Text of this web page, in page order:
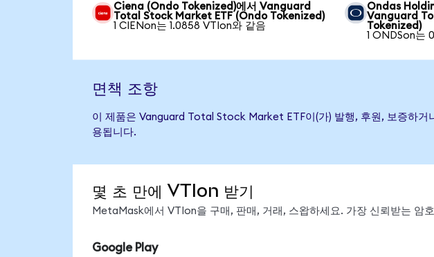
Ciena (Ondo Tokenized)에서 Vanguard
Total Stock Market ETF (Ondo Tokenized)
1 CIENon는 1.0858 VTIon와 같음
Ondas
Vanguard
Tokenized)
1 ONDSon는
면책 조항
이 제품은 Vanguard Total Stock Market ETF이(가) 발행, 후원, 보증하거
용됩니다.
몇 초 만에 VTIon 받기
MetaMask에서 VTIon을 구매, 판매, 거래, 스왑하세요. 가장 신뢰받는 암
Google Play